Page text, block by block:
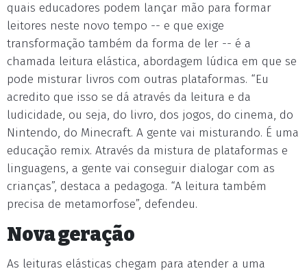
quais educadores podem lançar mão para formar
leitores neste novo tempo -- e que exige
transformação também da forma de ler -- é a
chamada leitura elástica, abordagem lúdica em que se
pode misturar livros com outras plataformas. “Eu
acredito que isso se dá através da leitura e da
ludicidade, ou seja, do livro, dos jogos, do cinema, do
Nintendo, do Minecraft. A gente vai misturando. É uma
educação remix. Através da mistura de plataformas e
linguagens, a gente vai conseguir dialogar com as
crianças”, destaca a pedagoga. “A leitura também
precisa de metamorfose”, defendeu.
Nova geração
As leituras elásticas chegam para atender a uma